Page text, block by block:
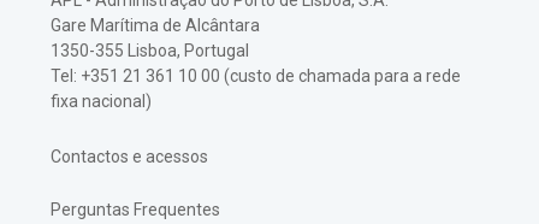
Gare Marítima de Alcântara
1350-355 Lisboa, Portugal
Tel: +351 21 361 10 00 (custo de chamada para a rede
fixa nacional)
Contactos e acessos
Perguntas Frequentes